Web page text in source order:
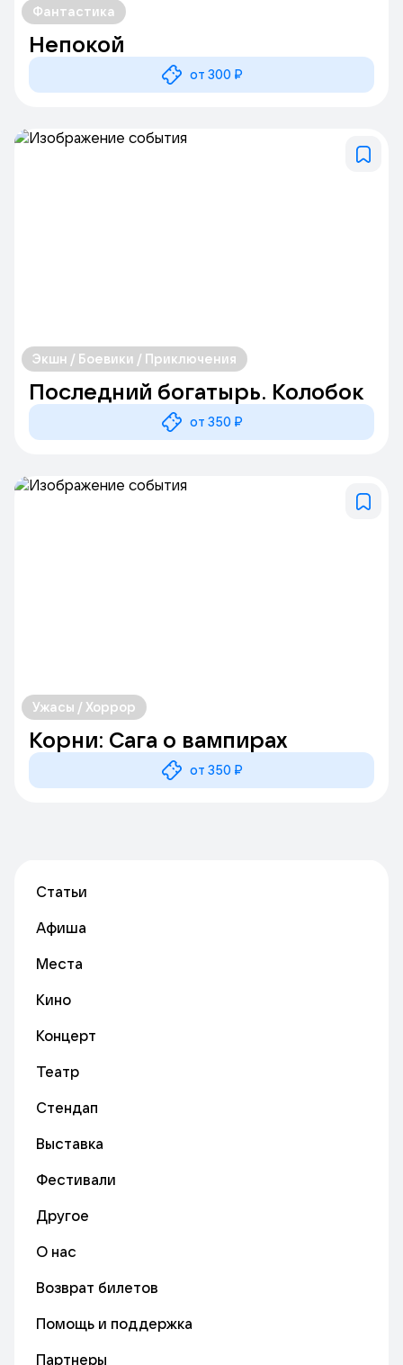
Фантастика
Непокой
от 300 ₽
Экшн / Боевики / Приключения
Последний богатырь. Колобок
от 350 ₽
Ужасы / Хоррор
Корни: Сага о вампирах
от 350 ₽
Статьи
Афиша
Места
Кино
Концерт
Театр
Стендап
Выставка
Фестивали
Другое
О нас
Возврат билетов
Помощь и поддержка
Партнеры